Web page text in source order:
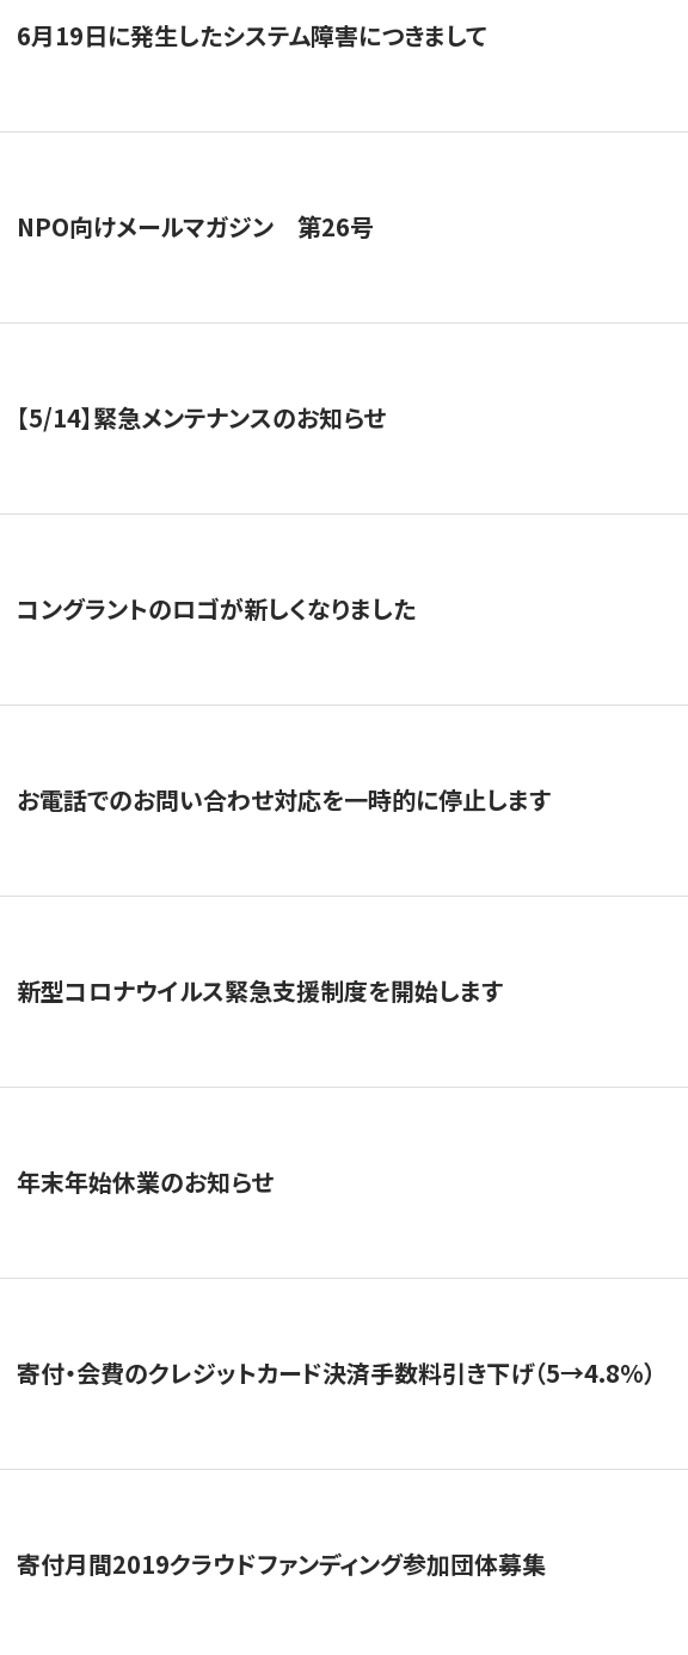
6月19日に発生したシステム障害につきまして
NPO向けメールマガジン 第26号
【5/14】緊急メンテナンスのお知らせ
コングラントのロゴが新しくなりました
お電話でのお問い合わせ対応を一時的に停止します
新型コロナウイルス緊急支援制度を開始します
年末年始休業のお知らせ
寄付・会費のクレジットカード決済手数料引き下げ（5→4.8%）
寄付月間2019クラウドファンディング参加団体募集